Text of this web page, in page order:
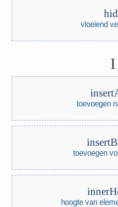
vloeiend
I
toevoegen
toevoegen
hoogte van